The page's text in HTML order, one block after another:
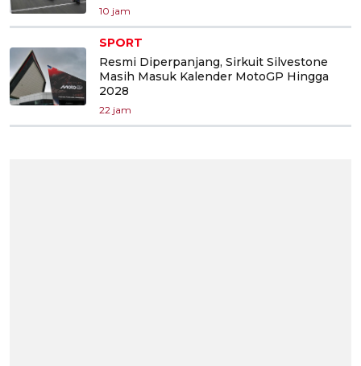
10 jam
SPORT
Resmi Diperpanjang, Sirkuit Silvestone
Masih Masuk Kalender MotoGP Hingga
2028
22 jam